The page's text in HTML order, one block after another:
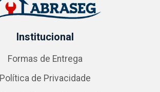
Institucional
Formas de Entrega
Política de Privacidade